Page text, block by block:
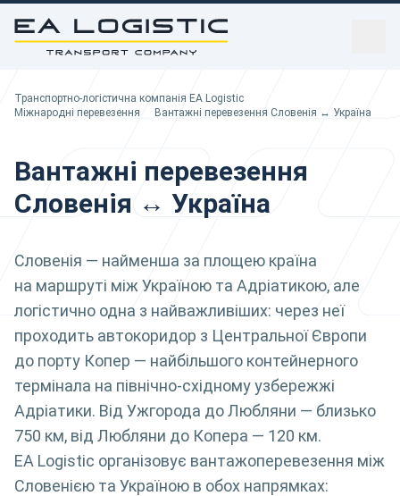
Ви тут:
Транспортно-логістична компанія EA Logistic
Міжнародні перевезення
Вантажні перевезення Словенія ↔ Україна
Вантажні перевезення
Словенія ↔ Україна
Словенія — найменша за площею країна
на маршруті між Україною та Адріатикою, але
логістично одна з найважливіших: через неї
проходить автокоридор з Центральної Європи
до порту Копер — найбільшого контейнерного
термінала на північно-східному узбережжі
Адріатики. Від Ужгорода до Любляни — близько
750 км, від Любляни до Копера — 120 км.
EA Logistic організовує вантажоперевезення між
Словенією та Україною в обох напрямках: